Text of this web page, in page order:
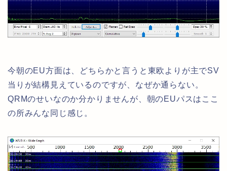
今朝のEU方面は、どちらかと言うと東欧よりが主でSV
当りが結構見えているのですが、なぜか通らない。
QRMのせいなのか分かりませんが、朝のEUパスはここ
の所みんな同じ感じ。